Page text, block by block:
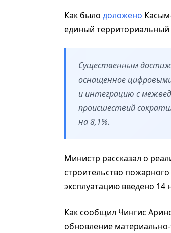
Как было доложено
единый территориальный
Существенным
оснащенное
и интеграцию с
происшествий
на 8,1%.
Министр рассказал о
строительство
эксплуатацию введено
Как сообщил Чингис
обновление